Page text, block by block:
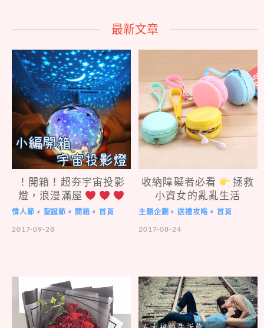
最新文章
！開箱！超夯宇宙投影
燈，浪漫滿屋
情人節 # 聖誕節 # 開箱 #
首頁
2017-09-28
收納障礙者必看
拯救
小資女的亂亂生活
主題企劃 # 送禮攻略 #
首頁
2017-08-24